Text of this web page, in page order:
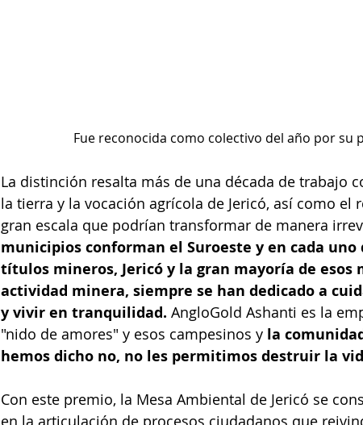
Fue reconocida como colectivo del año por su
La distinción resalta más de una década de trabajo
la tierra y la vocación agrícola de Jericó, así como el
gran escala que podrían transformar de manera
municipios conforman el Suroeste y en cada
títulos mineros, Jericó y la gran mayoría de
actividad minera, siempre se han dedicado a
y vivir en tranquilidad. AngloGold Ashanti es la
"nido de amores" y esos campesinos y la
hemos dicho no, no les permitimos destruir la
Con este premio, la Mesa Ambiental de Jericó se